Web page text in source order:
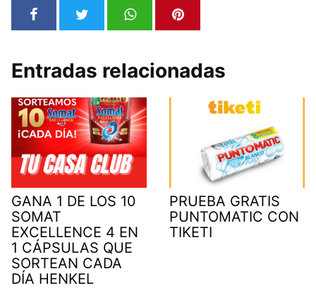
Entradas relacionadas
GANA 1 DE LOS 10
SOMAT
EXCELLENCE 4 EN
1 CÁPSULAS QUE
SORTEAN CADA
DÍA HENKEL
PRUEBA GRATIS
PUNTOMATIC CON
TIKETI